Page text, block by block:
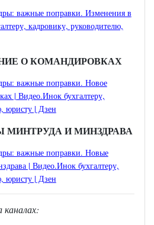
важные поправки. Изменения в
кадровику, руководителю,
О КОМАНДИРОВКАХ
важные поправки. Новое
| Видео.Инок бухгалтеру,
юристу | Дзен
МИНТРУДА И МИНЗДРАВА
важные поправки. Новые
| Видео.Инок бухгалтеру,
юристу | Дзен